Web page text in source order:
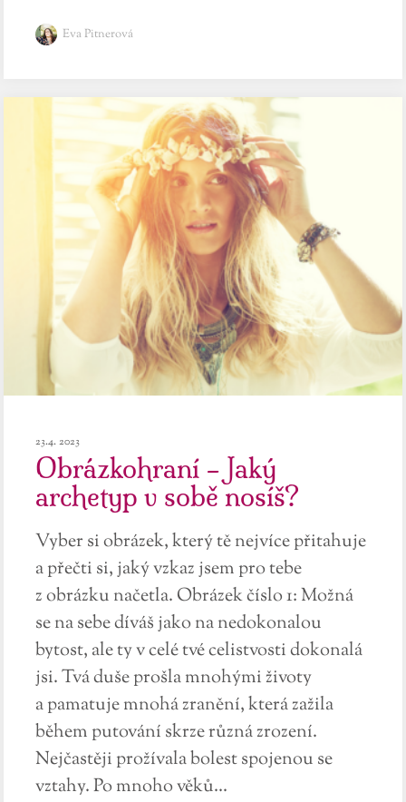
Eva Pitnerová
23.4. 2023
Obrázkohraní – Jaký
archetyp v sobě nosíš?
Vyber si obrázek, který tě nejvíce přitahuje
a přečti si, jaký vzkaz jsem pro tebe
z obrázku načetla. Obrázek číslo 1: Možná
se na sebe díváš jako na nedokonalou
bytost, ale ty v celé tvé celistvosti dokonalá
jsi. Tvá duše prošla mnohými životy
a pamatuje mnohá zranění, která zažila
během putování skrze různá zrození.
Nejčastěji prožívala bolest spojenou se
vztahy. Po mnoho věků...